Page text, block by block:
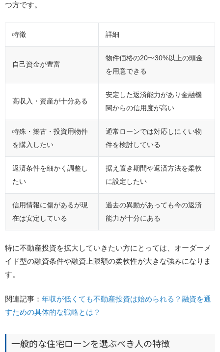
つ方です。
特徴 詳細
自己資金が豊富
物件価格の20〜30%以上の頭金
を用意できる
高収入・資産が十分ある
安定した返済能力があり金融機
関からの信用度が高い
特殊・築古・投資用物件
を購入したい
通常ローンでは対応しにくい物
件を検討している
返済条件を細かく調整し
たい
据え置き期間や返済方法を柔軟
に設定したい
信用情報に傷があるが現
在は安定している
過去の異動があっても今の返済
能力が十分にある
特に不動産投資を拡大していきたい方にとっては、オーダーメ
イド型の融資条件や融資上限額の柔軟性が大きな強みになりま
す。
関連記事： 年収が低くても不動産投資は始められる？融資を通
すための具体的な戦略とは？
一般的な住宅ローンを選ぶべき人の特徴